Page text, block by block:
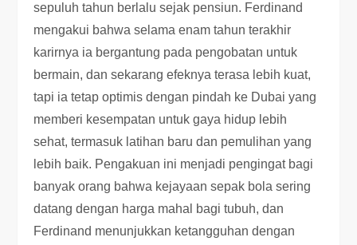
sepuluh tahun berlalu sejak pensiun. Ferdinand
mengakui bahwa selama enam tahun terakhir
karirnya ia bergantung pada pengobatan untuk
bermain, dan sekarang efeknya terasa lebih kuat,
tapi ia tetap optimis dengan pindah ke Dubai yang
memberi kesempatan untuk gaya hidup lebih
sehat, termasuk latihan baru dan pemulihan yang
lebih baik. Pengakuan ini menjadi pengingat bagi
banyak orang bahwa kejayaan sepak bola sering
datang dengan harga mahal bagi tubuh, dan
Ferdinand menunjukkan ketangguhan dengan